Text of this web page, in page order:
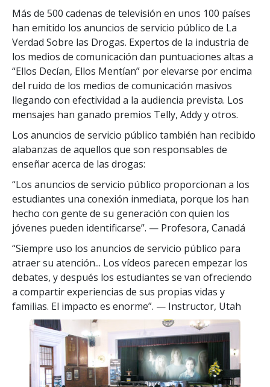
Más de 500 cadenas de televisión en unos 100 países
han emitido los anuncios de servicio público de La
Verdad Sobre las Drogas. Expertos de la industria de
los medios de comunicación dan puntuaciones altas a
“Ellos Decían, Ellos Mentían” por elevarse por encima
del ruido de los medios de comunicación masivos
llegando con efectividad a la audiencia prevista. Los
mensajes han ganado premios Telly, Addy y otros.
Los anuncios de servicio público también han recibido
alabanzas de aquellos que son responsables de
enseñar acerca de las drogas:
“Los anuncios de servicio público proporcionan a los
estudiantes una conexión inmediata, porque los han
hecho con gente de su generación con quien los
jóvenes pueden identificarse”. — Profesora, Canadá
“Siempre uso los anuncios de servicio público para
atraer su atención... Los vídeos parecen empezar los
debates, y después los estudiantes se van ofreciendo
a compartir experiencias de sus propias vidas y
familias. El impacto es enorme”. — Instructor, Utah